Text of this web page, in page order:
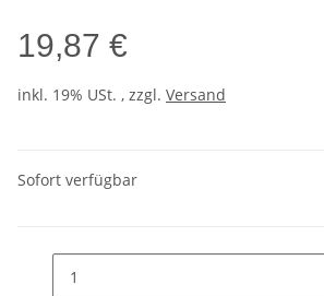
19,87 €
inkl. 19% USt. , zzgl. Versand
Sofort verfügbar